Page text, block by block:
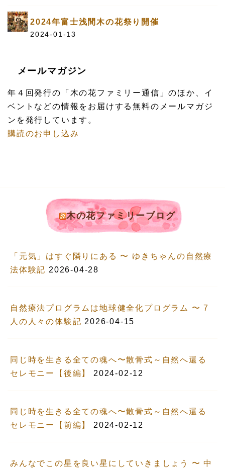
2024年富士浅間木の花祭り開催
2024-01-13
メールマガジン
年４回発行の「木の花ファミリー通信」のほか、イ
ベントなどの情報をお届けする無料のメールマガジ
ンを発行しています。
購読のお申し込み
木の花ファミリーブログ
「元気」はすぐ隣りにある 〜 ゆきちゃんの自然療
法体験記 2026-04-28
自然療法プログラムは地球健全化プログラム 〜 7
人の人々の体験記 2026-04-15
同じ時を生きる全ての魂へ〜散骨式～自然へ還る
セレモニー【後編】
2024-02-12
同じ時を生きる全ての魂へ〜散骨式～自然へ還る
セレモニー【前編】
2024-02-12
みんなでこの星を良い星にしていきましょう 〜 中